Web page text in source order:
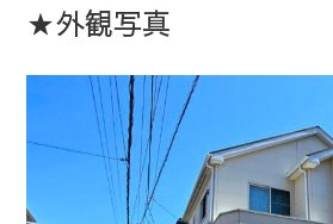
★外観写真